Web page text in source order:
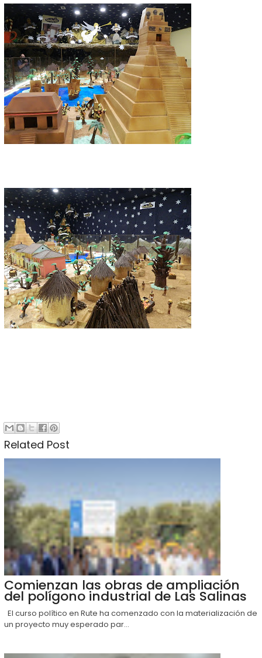
Related Post
Comienzan las obras de ampliación
del polígono industrial de Las Salinas
El curso político en Rute ha comenzado con la materialización de
un proyecto muy esperado par...